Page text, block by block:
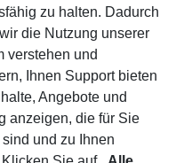
zu halten. Dadurch
die Nutzung unserer
verstehen und
Ihnen Support bieten
Angebote und
anzeigen, die für Sie
und zu Ihnen